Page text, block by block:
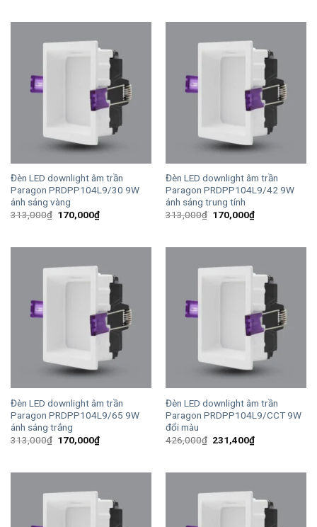
Đèn LED downlight âm trần
Paragon PRDPP104L9/30 9W
ánh sáng vàng
313,000₫ Giá
170,000₫Giá
hiện
170,000₫.
Đèn LED downlight âm trần
Paragon PRDPP104L9/42 9W
ánh sáng trung tính
313,000₫ Giá
170,000₫Giá
hiện
170,000₫.
Đèn LED downlight âm trần
Paragon PRDPP104L9/65 9W
ánh sáng trắng
313,000₫ Giá
170,000₫Giá
hiện
170,000₫.
Đèn LED downlight âm trần
Paragon PRDPP104L9/CCT 9W
đổi màu
426,000₫ Giá
231,400₫Giá
hiện
231,400₫.